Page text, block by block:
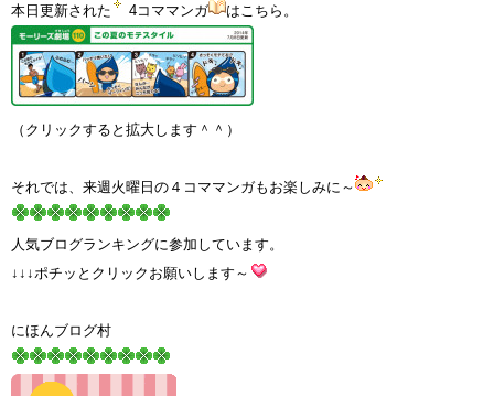
本日更新された
4コママンガ はこちら。
（クリックすると拡大します＾＾）
それでは、来週火曜日の４コママンガもお楽しみに～
人気ブログランキングに参加しています。
↓↓↓ポチッとクリックお願いします～
にほんブログ村